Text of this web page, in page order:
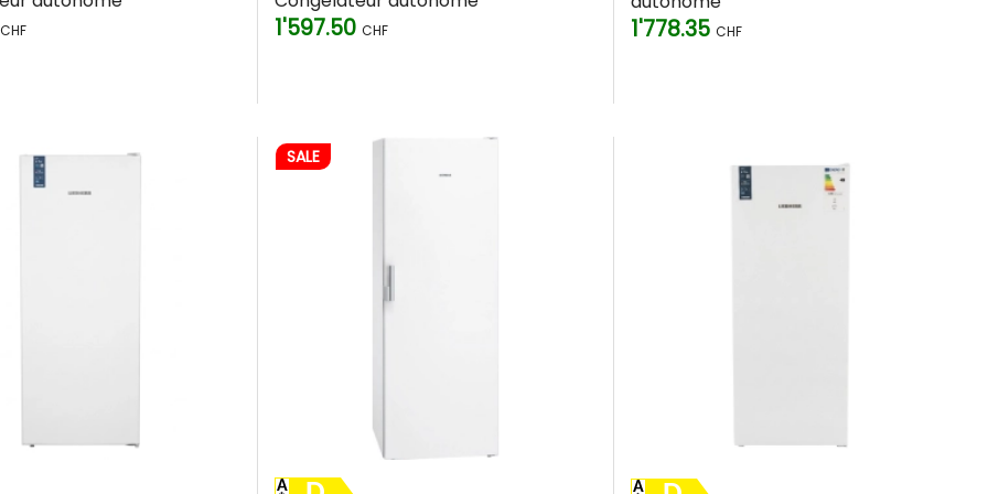
Une famille de 4 personnes sera à l'aise avec 200–250 litres.
clé
tiroirs modulables. Parfois, il faut stocker des pièces volumineuses comme une dinde entière ou une pièce montée. Pouvoir
CHF 1'597.50 CHF 1'778.35CHF
SALE